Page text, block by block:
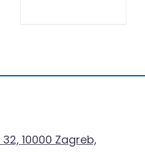
10000 Zagreb,